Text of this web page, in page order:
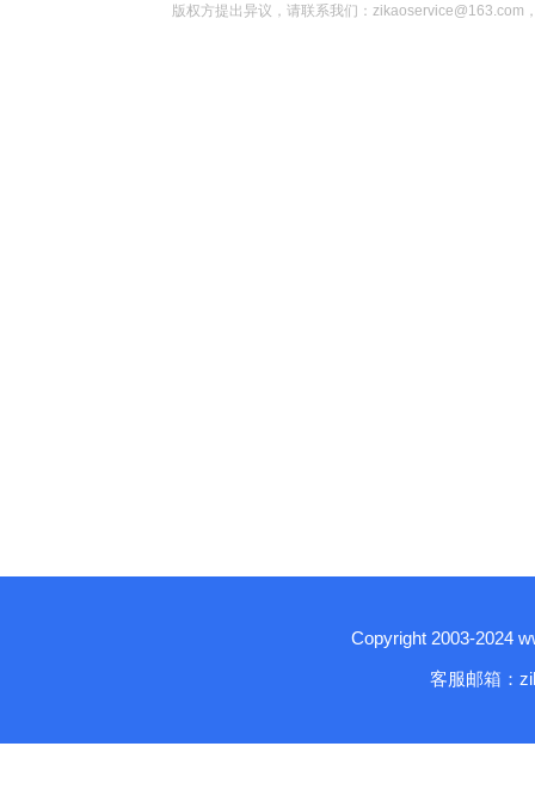
版权方提出异议，请联系我们：zikaoservice@163.com
Copyright 2003-2024
客服邮箱：